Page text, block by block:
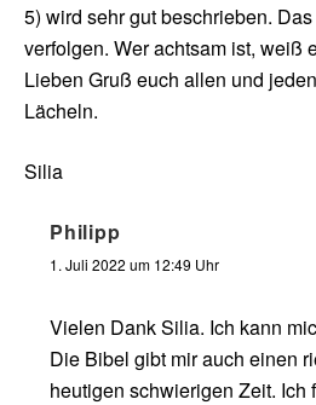
5) wird sehr gut beschrieben.
verfolgen. Wer achtsam ist, weiß
Lieben Gruß euch allen und
Lächeln.
Silia
Philipp
1. Juli 2022 um 12:49 Uhr
Vielen Dank Silia. Ich kann
Die Bibel gibt mir auch einen
heutigen schwierigen Zeit. Ich